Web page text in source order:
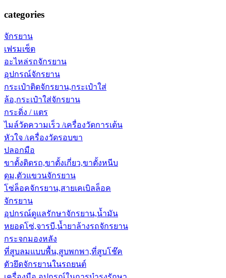
categories
จักรยาน
เฟรมเซ็ต
อะไหล่รถจักรยาน
อุปกรณ์จักรยาน
กระเป๋าติดจักรยาน,กระเป๋าใส่
ล้อ,กระเป๋าใส่จักรยาน
กระดิ่ง / แตร
ไมล์วัดความเร็ว /เครื่องวัดการเต้น
หัวใจ /เครื่องวัดรอบขา
ปลอกมือ
ขาตั้งติดรถ,ขาตั้งเกี่ยว,ขาตั้งหนีบ
ดุม,ตัวแขวนจักรยาน
โซ่ล็อคจักรยาน,สายเคเบิลล็อค
จักรยาน
อุปกรณ์ดูแลรักษาจักรยาน,น้ำมัน
หยอดโซ่,จารบี,น้ำยาล้างรถจักรยาน
กระจกมองหลัง
ที่สูบลมแบบพื้น,สูบพกพา,ที่สูบโช๊ค
ตัวยึดจักรยานในรถยนต์